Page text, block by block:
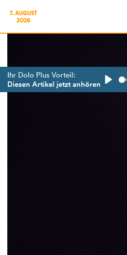
7. AUGUST
2026
Ihr Dolo Plus Vorteil:
Diesen Artikel jetzt anhören